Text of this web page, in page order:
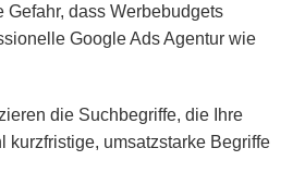
dass Werbebudgets
Google Ads Agentur wie
die Suchbegriffe, die Ihre
umsatzstarke Begriffe